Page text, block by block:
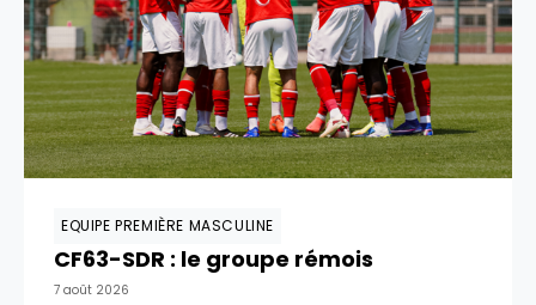
EQUIPE PREMIÈRE MASCULINE
CF63-SDR : le groupe rémois
7 août 2026